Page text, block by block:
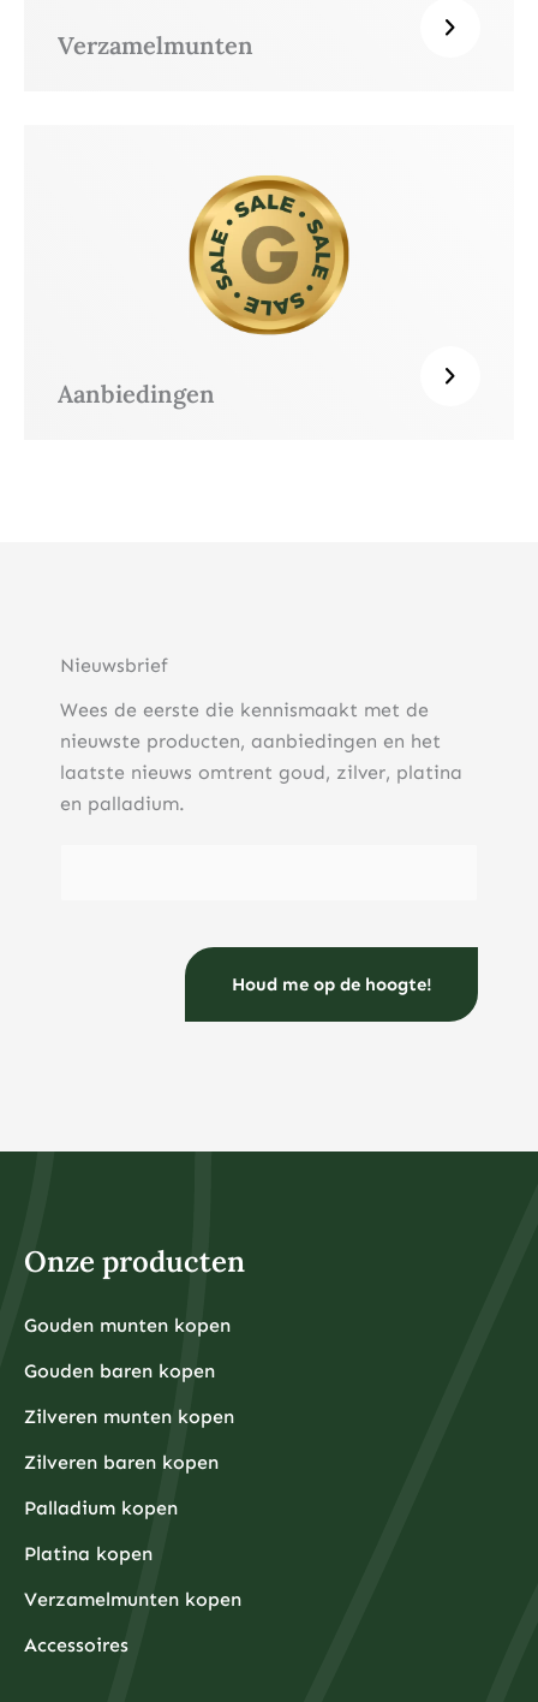
Verzamelmunten
Aanbiedingen
Nieuwsbrief
Wees de eerste die kennismaakt met de
nieuwste producten, aanbiedingen en het
laatste nieuws omtrent goud, zilver, platina
en palladium.
Onze producten
Gouden munten kopen
Gouden baren kopen
Zilveren munten kopen
Zilveren baren kopen
Palladium kopen
Platina kopen
Verzamelmunten kopen
Accessoires